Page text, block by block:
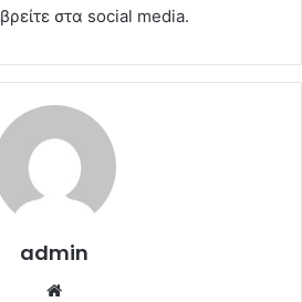
στα social media.
admin